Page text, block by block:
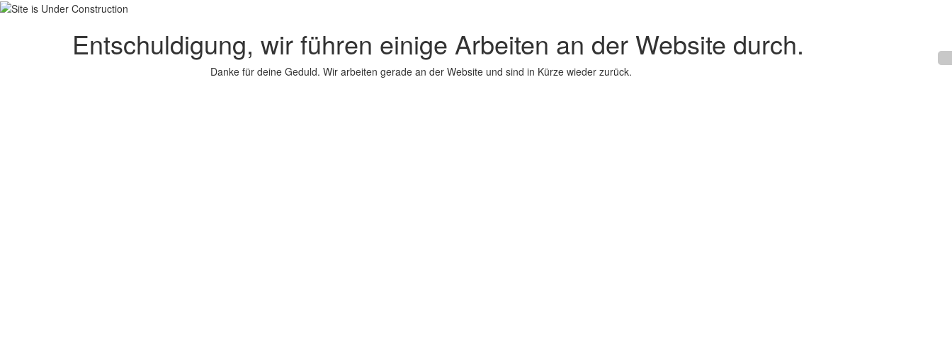
Entschuldigung, wir führen einige Arbeiten an der Website durch.
Danke für deine Geduld. Wir arbeiten gerade an der Website und sind in Kürze wieder zurück.